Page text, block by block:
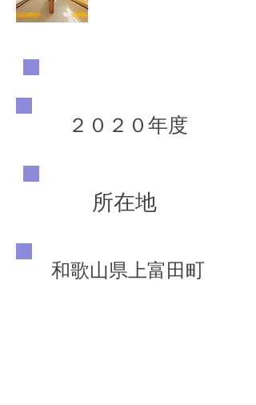
２０２０年度
所在地
和歌山県上富田町